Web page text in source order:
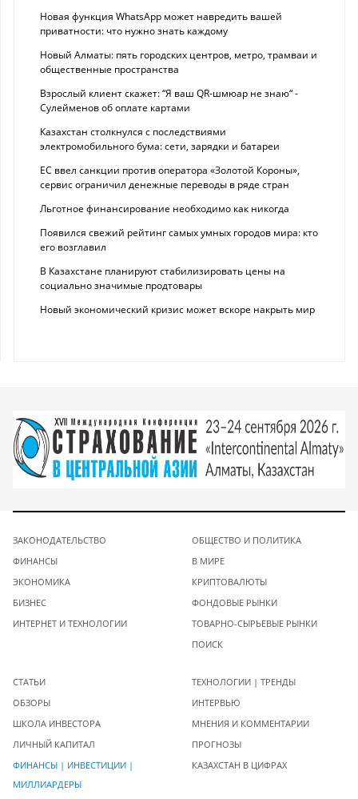
Новая функция WhatsApp может навредить вашей
приватности: что нужно знать каждому
Новый Алматы: пять городских центров, метро, трамваи и
общественные пространства
Взрослый клиент скажет: “Я ваш QR-шмюар не знаю“ -
Сулейменов об оплате картами
Казахстан столкнулся с последствиями
электромобильного бума: сети, зарядки и батареи
ЕС ввел санкции против оператора «Золотой Короны»,
сервис ограничил денежные переводы в ряде стран
Льготное финансирование необходимо как никогда
Появился свежий рейтинг самых умных городов мира: кто
его возглавил
В Казахстане планируют стабилизировать цены на
социально значимые продтовары
Новый экономический кризис может вскоре накрыть мир
ЗАКОНОДАТЕЛЬСТВО
ФИНАНСЫ
ЭКОНОМИКА
БИЗНЕС
ИНТЕРНЕТ И ТЕХНОЛОГИИ
ОБЩЕСТВО И ПОЛИТИКА
В МИРЕ
КРИПТОВАЛЮТЫ
ФОНДОВЫЕ РЫНКИ
ТОВАРНО-СЫРЬЕВЫЕ РЫНКИ
ПОИСК
СТАТЬИ
ОБЗОРЫ
ШКОЛА ИНВЕСТОРА
ЛИЧНЫЙ КАПИТАЛ
ФИНАНСЫ | ИНВЕСТИЦИИ |
МИЛЛИАРДЕРЫ
ТЕХНОЛОГИИ | ТРЕНДЫ
ИНТЕРВЬЮ
МНЕНИЯ И КОММЕНТАРИИ
ПРОГНОЗЫ
КАЗАХСТАН В ЦИФРАХ